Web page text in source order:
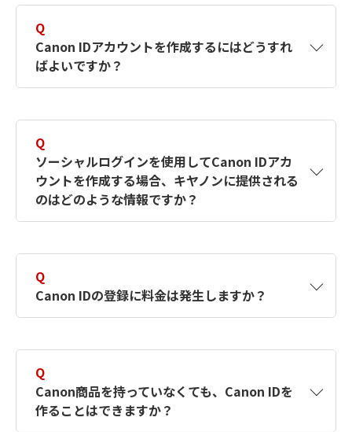
Q
Canon IDアカウントを作成するにはどうすれ
ばよいですか？
す。詳しい作成方法は【カメラ】Canon IDとは
何ですか？Canon IDの作成方法は？をご確認く
ださい。
Q
ソーシャルログインを使用してCanon IDアカ
ウントを作成する場合、キヤノンに提供される
のはどのような情報ですか？
択したサービスから取得します。アカウントを
簡単に作成できるように、この情報を使用して
Canon IDの登録フォームを入力します。
Q
Canon IDの登録に料金は発生しますか？
Q
Canon商品を持っていなくても、Canon IDを
作ることはできますか？